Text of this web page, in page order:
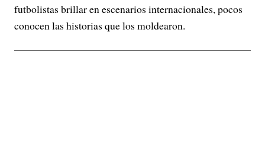
futbolistas brillar en escenarios internacionales, pocos
conocen las historias que los moldearon.